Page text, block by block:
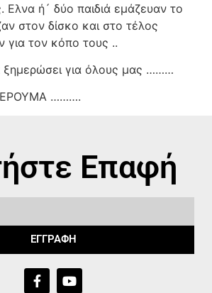
Ελνα ή´ δύο παιδιά εμάζευαν το
στον δίσκο και στο τέλος
για τον κόπο τους ..
για όλους μας ………
……….
Επαφή
ΕΓΓΡΑΦΗ